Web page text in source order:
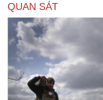
Cải chính
QUAN SÁT